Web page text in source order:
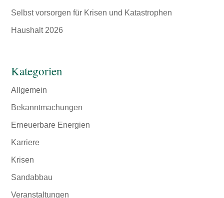
Selbst vorsorgen für Krisen und Katastrophen
Haushalt 2026
Kategorien
Allgemein
Bekanntmachungen
Erneuerbare Energien
Karriere
Krisen
Sandabbau
Veranstaltungen